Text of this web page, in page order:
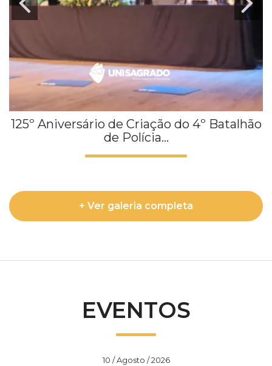
125º Aniversário de Criação do 4º Batalhão
de Polícia...
+ Ver galeria completa
EVENTOS
10 / Agosto / 2026